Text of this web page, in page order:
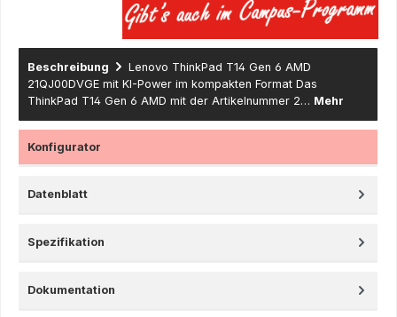
Beschreibung
Lenovo ThinkPad T14 Gen 6 AMD
21QJ00DVGE mit KI-Power im kompakten Format Das
ThinkPad T14 Gen 6 AMD mit der Artikelnummer 2… Mehr
Konfigurator
Datenblatt
Spezifikation
Dokumentation